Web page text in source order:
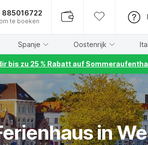
885016722
te boeken
Spanje Oostenrijk
bis zu 25 % Rabatt auf
in